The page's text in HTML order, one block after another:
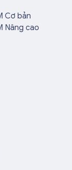
Cơ bản
Nâng cao